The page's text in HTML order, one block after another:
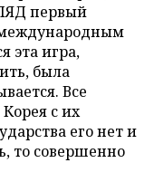
первый
эта игра,
была
Все
с их
его нет и
то совершенно